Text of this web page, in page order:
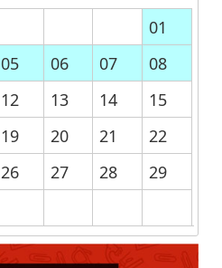
01
05 06 07
08
12 13 14
15
19 20 21
22
26 27 28
29